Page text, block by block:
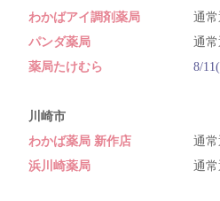
わかばアイ調剤薬局 通常通
パンダ薬局 通常通り
薬局たけむら
8/
川崎市
わかば薬局 新作店 通常通
浜川崎薬局 通常通り